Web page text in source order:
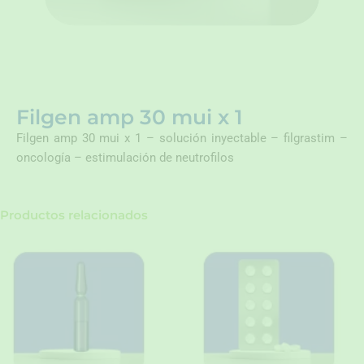
Filgen amp 30 mui x 1
Filgen amp 30 mui x 1 – solución inyectable – filgrastim –
oncología – estimulación de neutrofilos
Productos relacionados